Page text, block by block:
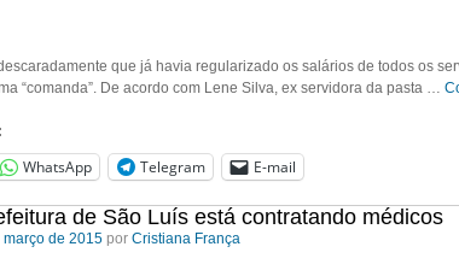
que já havia regularizado os salários de todos os
“comanda”. De acordo com Lene Silva, ex servidora da pasta …
WhatsApp Telegram E-mail
de São Luís está contratando médicos
março de 2015 por Cristiana França